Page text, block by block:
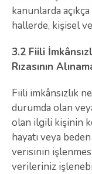
kanunlarda
hallerde, kişisel
3.2 Fiili
Rızasının
Fiili imkânsızlık
durumda olan
olan ilgili kişinin
hayatı veya
verisinin
verileriniz